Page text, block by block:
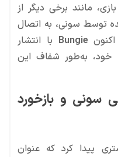
مانند برخی دیگر از
توسط سونی، به اتصال
Bungie با انتشار
خود، به‌طور شفاف این
سونی و بازخورد
پیدا کرد که عنوان